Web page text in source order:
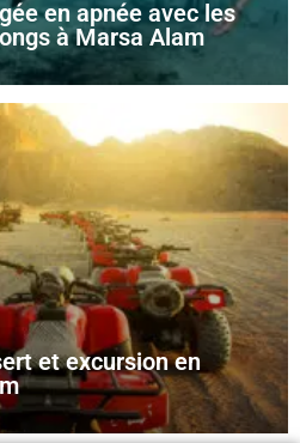
en apnée avec les
à Marsa Alam
et excursion en